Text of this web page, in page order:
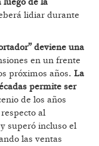
lidiar durante
deviene una
en un frente
próximos años. La
permite ser
de los años
al
superó incluso el
las ventas